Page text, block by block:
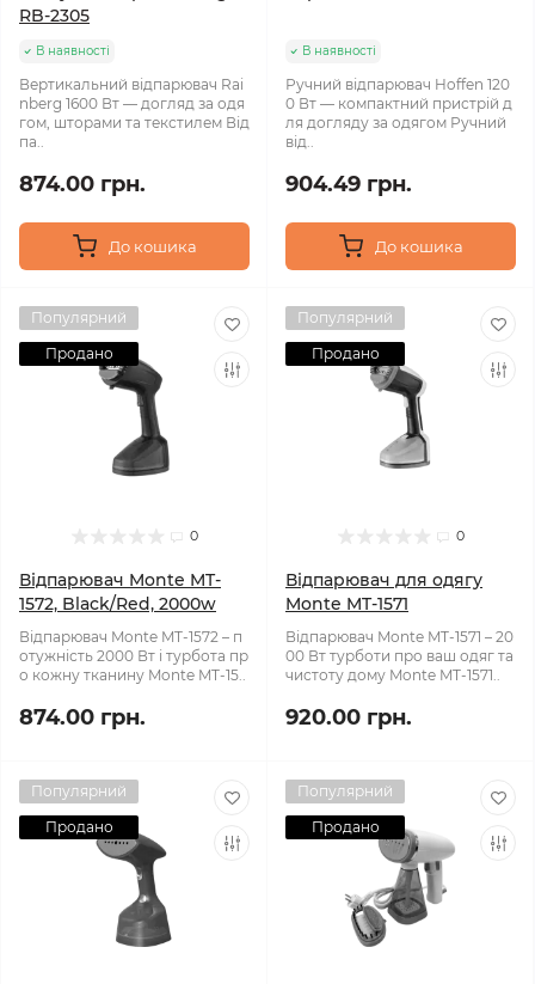
RB-2305
В наявності
Вертикальний відпарювач Rai
nberg 1600 Вт — догляд за одя
гом, шторами та текстилем Від
па..
874.00 грн.
До кошика
В наявності
Ручний відпарювач Hoffen 120
0 Вт — компактний пристрій д
ля догляду за одягом Ручний
від..
904.49 грн.
До кошика
Популярний
Продано
0
Відпарювач Monte MT-
1572, Black/Red, 2000w
Відпарювач Monte MT-1572 – п
отужність 2000 Вт і турбота пр
о кожну тканину Monte MT-15..
874.00 грн.
Популярний
Продано
0
Відпарювач для одягу
Monte MT-1571
Відпарювач Monte MT-1571 – 20
00 Вт турботи про ваш одяг та
чистоту дому Monte MT-1571..
920.00 грн.
Популярний
Продано
Популярний
Продано